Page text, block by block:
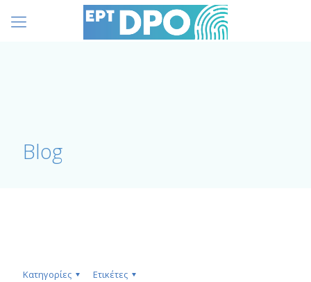
Blog
Κατηγορίες Ετικέτες